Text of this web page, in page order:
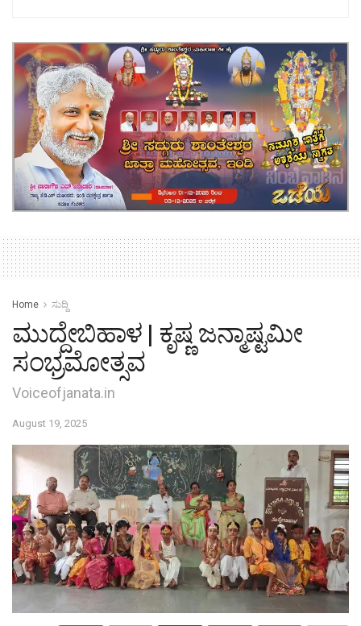
Home ಸುದ್ದಿ
ಮುದ್ದೇಬಿಹಾಳ | ಕೃಷ್ಣ ಜನ್ಮಾಷ್ಟಮೀ
ಸಂಭ್ರಮೋತ್ಸವ
Voiceofjanata.in
August 19, 2025